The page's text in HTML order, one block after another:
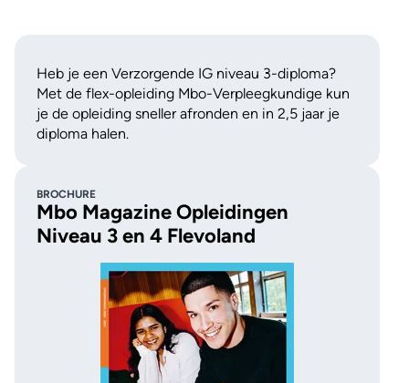
Heb je een Verzorgende IG niveau 3-diploma?
Met de flex-opleiding Mbo-Verpleegkundige kun
je de opleiding sneller afronden en in 2,5 jaar je
diploma halen.
BROCHURE
Mbo Magazine Opleidingen
Niveau 3 en 4 Flevoland